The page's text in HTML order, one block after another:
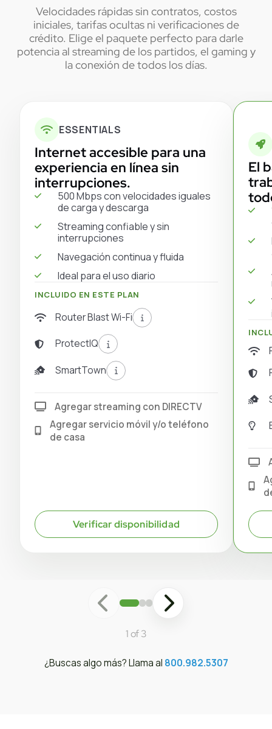
Velocidades rápidas sin contratos, costos
iniciales, tarifas ocultas ni verificaciones de
crédito. Elige el paquete perfecto para darle
potencia al streaming de los partidos, el gaming y
la conexión de todos los días.
ESSENTIALS
Internet accesible para una
experiencia en línea sin
interrupciones.
500 Mbps con velocidades iguales
de carga y descarga
Streaming confiable y sin
interrupciones
Navegación continua y fluida
Ideal para el uso diario
INCLUIDO EN ESTE PLAN
Router Blast Wi-Fi
ProtectIQ
SmartTown
Agregar streaming con DIRECTV
Agregar servicio móvil y/o teléfono
de casa
Verificar disponibilidad
El
1 of 3
¿Buscas algo más? Llama al 800.982.5307